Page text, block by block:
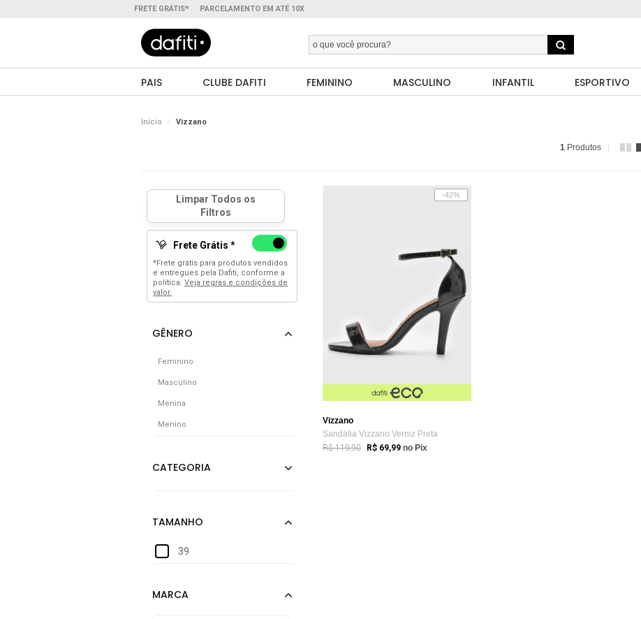
FRETE GRÁTIS* PARCELAMENTO EM ATÉ 10X
PAIS CLUBE DAFITI FEMININO MASCULINO INFANTIL ESPORTIVO
Início Vizzano
1 Produtos
Frete Grátis *
*Frete grátis para produtos vendidos
e entregues pela Dafiti, conforme a
política: Veja regras e condições de
valor.
Feminino
Masculino
Menina
Menino
39
-42%
Vizzano
Sandália Vizzano Verniz Preta
R$ 119,90 R$ 69,99 no Pix